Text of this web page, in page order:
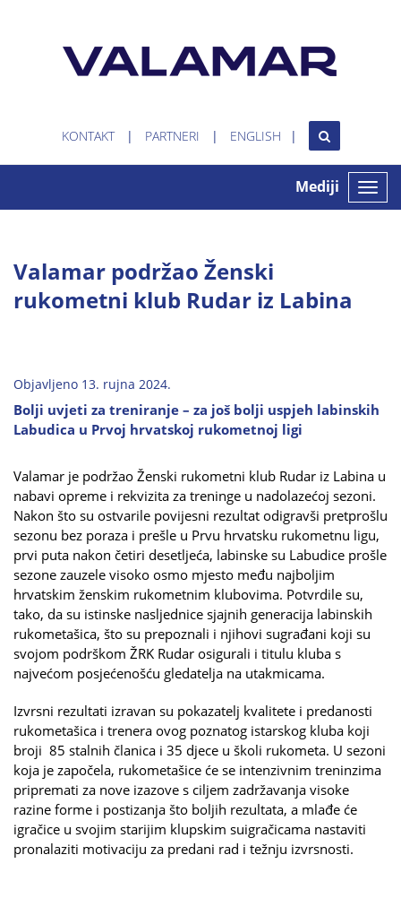
KONTAKT PARTNERI ENGLISH
Toggle
Mediji
Valamar podržao Ženski
rukometni klub Rudar iz Labina
Objavljeno 13. rujna 2024.
Bolji uvjeti za treniranje – za još bolji uspjeh labinskih
Labudica u Prvoj hrvatskoj rukometnoj ligi
Valamar je podržao Ženski rukometni klub Rudar iz Labina u
nabavi opreme i rekvizita za treninge u nadolazećoj sezoni.
Nakon što su ostvarile povijesni rezultat odigravši pretprošlu
sezonu bez poraza i prešle u Prvu hrvatsku rukometnu ligu,
prvi puta nakon četiri desetljeća, labinske su Labudice prošle
sezone zauzele visoko osmo mjesto među najboljim
hrvatskim ženskim rukometnim klubovima. Potvrdile su,
tako, da su istinske nasljednice sjajnih generacija labinskih
rukometašica, što su prepoznali i njihovi sugrađani koji su
svojom podrškom ŽRK Rudar osigurali i titulu kluba s
najvećom posjećenošću gledatelja na utakmicama.
Izvrsni rezultati izravan su pokazatelj kvalitete i predanosti
rukometašica i trenera ovog poznatog istarskog kluba koji
broji 85 stalnih članica i 35 djece u školi rukometa. U sezoni
koja je započela, rukometašice će se intenzivnim treninzima
pripremati za nove izazove s ciljem zadržavanja visoke
razine forme i postizanja što boljih rezultata, a mlađe će
igračice u svojim starijim klupskim suigračicama nastaviti
pronalaziti motivaciju za predani rad i težnju izvrsnosti.